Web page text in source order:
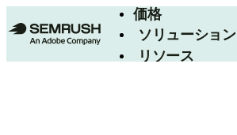
価格
ソリューション
リソース